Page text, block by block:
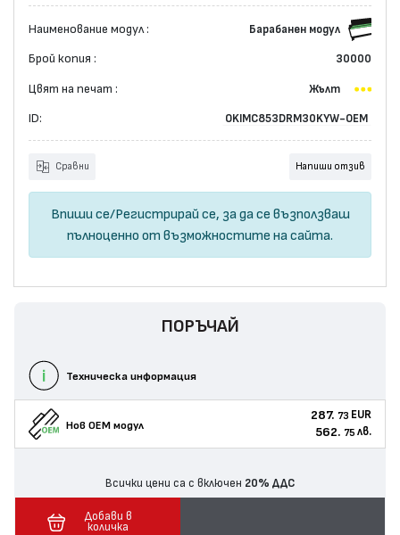
Наименование модул : Барабанен модул
Брой копия : 30000
Цвят на печат : Жълт
ID: OKIMC853DRM30KYW-OEM
Сравни Напиши отзив
Впиши се/Регистрирай се, за да се възползваш
пълноценно от възможностите на сайта.
ПОРЪЧАЙ
Техническа информация
Нов ОЕМ модул
287. 73 EUR
562. 75 лв.
Всички цени са с включен 20% ДДС
Добави в
количка